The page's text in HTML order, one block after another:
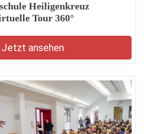
Heiligenkreuz
Tour 360°
Jetzt ansehen